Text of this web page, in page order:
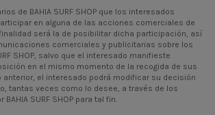
de BAHIA SURF SHOP que los interesados
en alguna de las acciones comerciales de
finalidad será la de posibilitar dicha participación, así
comerciales y publicitarias sobre los
SHOP, salvo que el interesado manifieste
en el mismo momento de la recogida de sus
anterior, el interesado podrá modificar su decisión
tantas veces como lo desee, a través de los
SURF SHOP para tal fin.